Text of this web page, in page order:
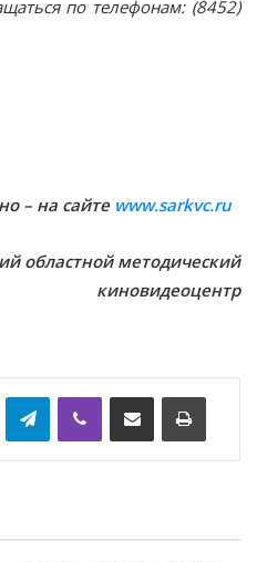
по телефонам: (8452)
– на сайте www.sarkvc.ru
областной методический
киновидеоцентр
WhatsApp Telegram